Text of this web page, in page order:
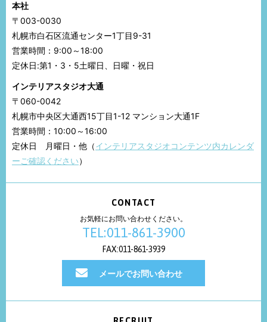
本社
〒003-0030
札幌市白石区流通センター1丁目9-31
営業時間：9:00～18:00
定休日:第1・3・5土曜日、日曜・祝日
インテリアスタジオ大通
〒060-0042
札幌市中央区大通西15丁目1-12 マンション大通1F
営業時間：10:00～16:00
定休日 月曜日・他（インテリアスタジオコンテンツ内カレンダ
ーご確認ください）
CONTACT
お気軽にお問い合わせください。
TEL:011-861-3900
FAX:011-861-3939
メールでお問い合わせ